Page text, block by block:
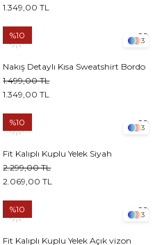
1.349,00 TL
3
Nakış Detaylı Kısa Sweatshirt Bordo
1.349,00 TL
1.499,00 TL
%10
3
Fit Kalıplı Kuplu Yelek Siyah
2.069,00 TL
2.299,00 TL
%10
3
Fit Kalıplı Kuplu Yelek Açık vizon
%10